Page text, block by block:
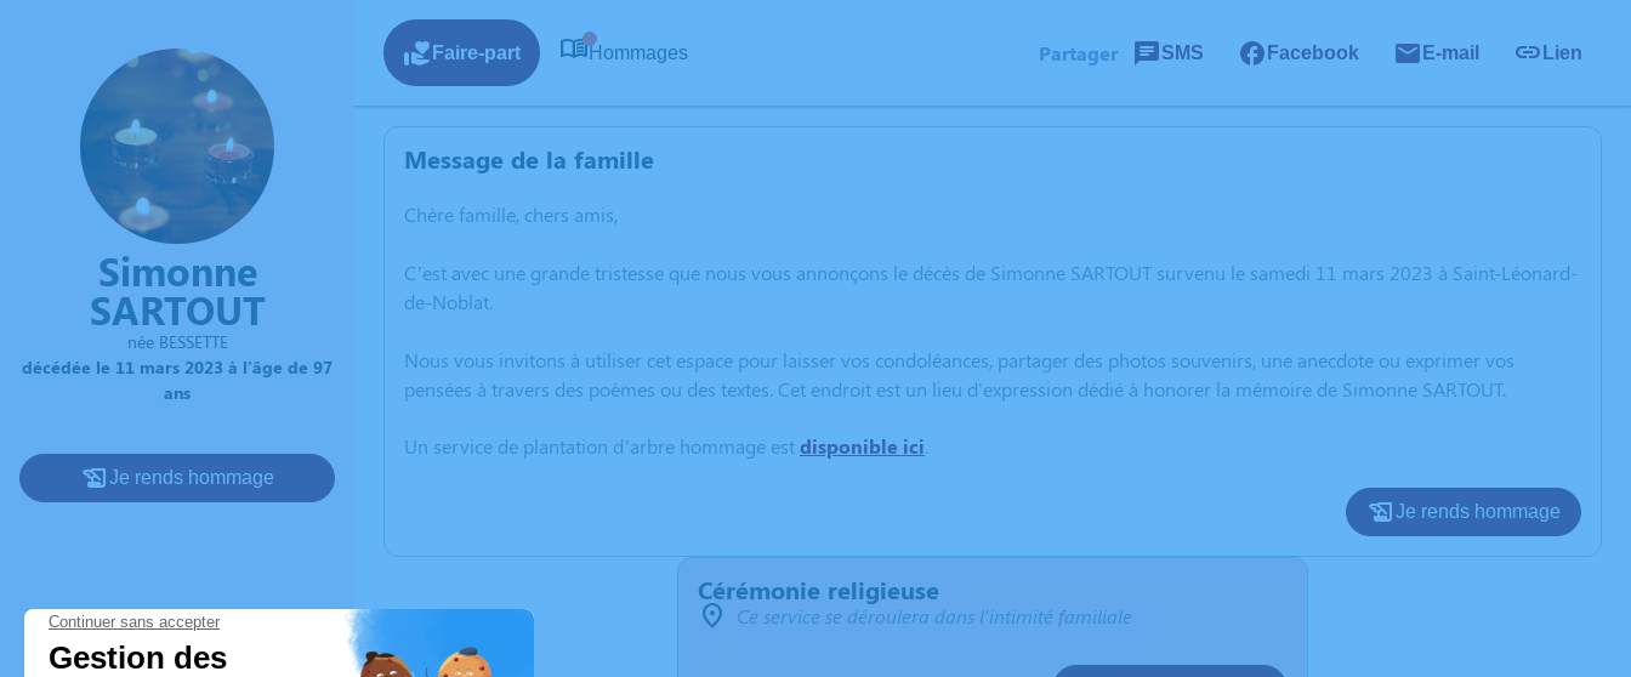
Simonne
SARTOUT
née BESSETTE
décédée le 11 mars 2023 à l'âge de 97
ans
Je rends hommage
Faire-part Hommages Partager SMS Facebook E-mail Lien
Message de la famille
Chère famille, chers amis,
C’est avec une grande tristesse que nous vous annonçons le décès de Simonne SARTOUT survenu le samedi 11 mars 2023 à Saint-Léonard-
de-Noblat.
Nous vous invitons à utiliser cet espace pour laisser vos condoléances, partager des photos souvenirs, une anecdote ou exprimer vos
pensées à travers des poèmes ou des textes. Cet endroit est un lieu d'expression dédié à honorer la mémoire de Simonne SARTOUT.
Un service de plantation d’arbre hommage estdisponible ici.
Je rends hommage
Cérémonie religieuse
Ce service se déroulera dans l'intimité familiale